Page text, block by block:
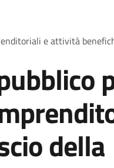
e attività
della